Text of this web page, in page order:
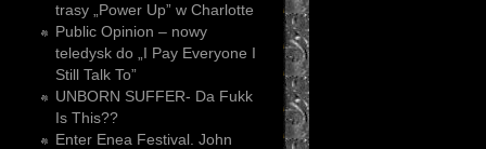
trasy „Power Up” w Charlotte
Public Opinion – nowy
teledysk do „I Pay Everyone I
Still Talk To”
UNBORN SUFFER- Da Fukk
Is This??
Enter Enea Festival. John